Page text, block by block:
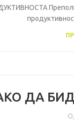
ДА